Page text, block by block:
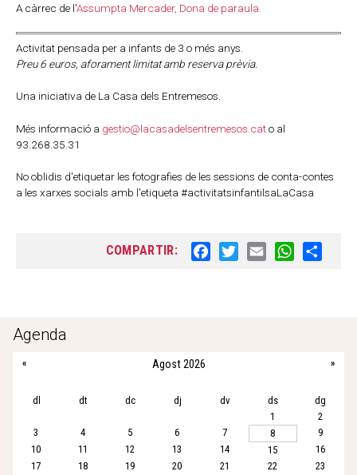
A càrrec de l'Assumpta Mercader, Dona de paraula.
Activitat pensada per a infants de 3 o més anys.
Preu 6 euros, aforament limitat amb reserva prèvia.
Una iniciativa de La Casa dels Entremesos.
Més informació a gestio@lacasadelsentremesos.cato al
93.268.35.31
No oblidis d'etiquetar les fotografies de les sessions de conta-contes
a les xarxes socials amb l'etiqueta #activitatsinfantilsaLaCasa
COMPARTIR:
Agenda
Agost 2026
« »
dl dt dc dj dv ds
dg
1
2
3
4 5 6 7 8
9
10
11 12 13 14 15
16
17
18 19 20 21 22
23